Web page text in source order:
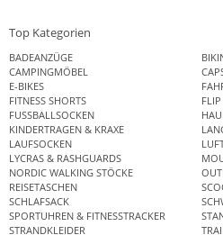
Top Kategorien
BADEANZÜGE
CAMPINGMÖBEL
E-BIKES
FITNESS SHORTS
FUSSBALLSOCKEN
KINDERTRAGEN & KRAXE
LAUFSOCKEN
LYCRAS & RASHGUARDS
NORDIC WALKING STÖCKE
REISETASCHEN
SCHLAFSACK
SPORTUHREN & FITNESSTRACKER
STRANDKLEIDER